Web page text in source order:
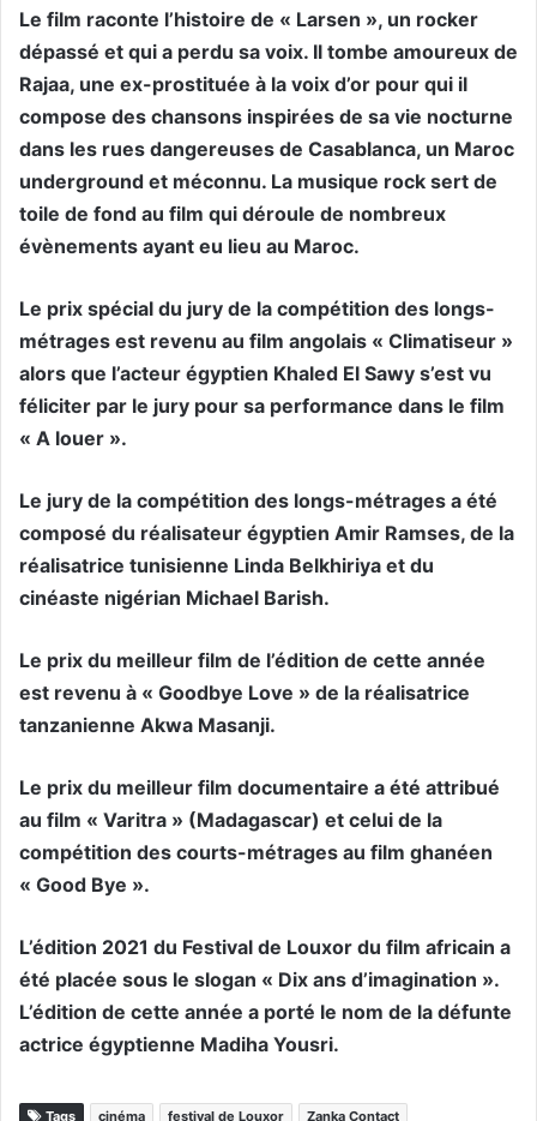
Le film raconte l’histoire de « Larsen », un rocker
dépassé et qui a perdu sa voix. Il tombe amoureux de
Rajaa, une ex-prostituée à la voix d’or pour qui il
compose des chansons inspirées de sa vie nocturne
dans les rues dangereuses de Casablanca, un Maroc
underground et méconnu. La musique rock sert de
toile de fond au film qui déroule de nombreux
évènements ayant eu lieu au Maroc.
Le prix spécial du jury de la compétition des longs-
métrages est revenu au film angolais « Climatiseur »
alors que l’acteur égyptien Khaled El Sawy s’est vu
féliciter par le jury pour sa performance dans le film
« A louer ».
Le jury de la compétition des longs-métrages a été
composé du réalisateur égyptien Amir Ramses, de la
réalisatrice tunisienne Linda Belkhiriya et du
cinéaste nigérian Michael Barish.
Le prix du meilleur film de l’édition de cette année
est revenu à « Goodbye Love » de la réalisatrice
tanzanienne Akwa Masanji.
Le prix du meilleur film documentaire a été attribué
au film « Varitra » (Madagascar) et celui de la
compétition des courts-métrages au film ghanéen
« Good Bye ».
L’édition 2021 du Festival de Louxor du film africain a
été placée sous le slogan « Dix ans d’imagination ».
L’édition de cette année a porté le nom de la défunte
actrice égyptienne Madiha Yousri.
Tags cinéma festival de Louxor Zanka Contact